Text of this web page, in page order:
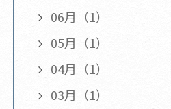
06月（1）
05月（1）
04月（1）
03月（1）